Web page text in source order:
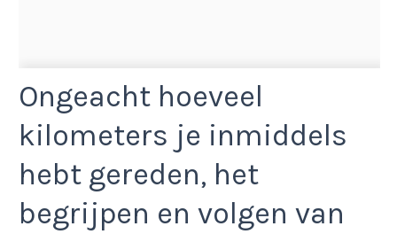
Ongeacht hoeveel
kilometers je inmiddels
hebt gereden, het
begrijpen en volgen van